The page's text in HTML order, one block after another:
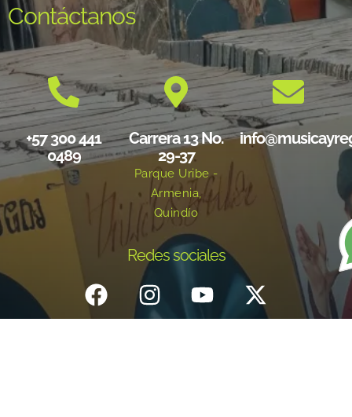
Contáctanos
+57 300 441
0489
Carrera 13 No.
29-37
Parque Uribe -
Armenia,
Quindío
Redes sociales